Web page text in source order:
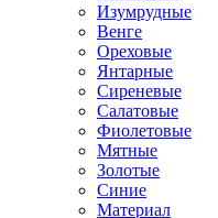
Изумрудные
Венге
Ореховые
Янтарные
Сиреневые
Салатовые
Фиолетовые
Мятные
Золотые
Синие
Материал